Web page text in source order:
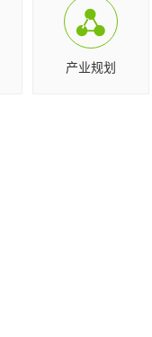
产业规划